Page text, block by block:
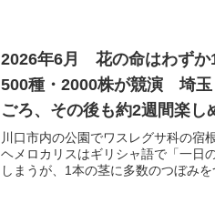
2026年6月 花の命はわず
500種・2000株が競演 埼
ごろ、その後も約2週間楽し
川口市内の公園でワスレグサ科の宿
ヘメロカリスはギリシャ語で「一日
しまうが、1本の茎に多数のつぼみ